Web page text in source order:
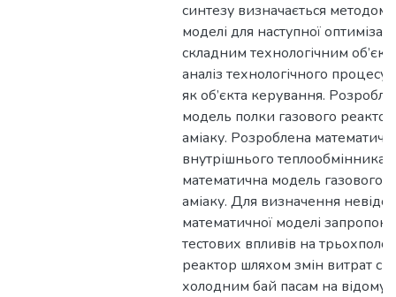
синтезу визначається
моделі для наступної
складним технологічним
аналіз технологічного процесу
як об’єкта керування.
модель полки газового
аміаку. Розроблена
внутрішнього
математична модель газового
аміаку. Для визначення
математичної моделі
тестових впливів на
реактор шляхом змін витрат
холодним бай пасам на відому